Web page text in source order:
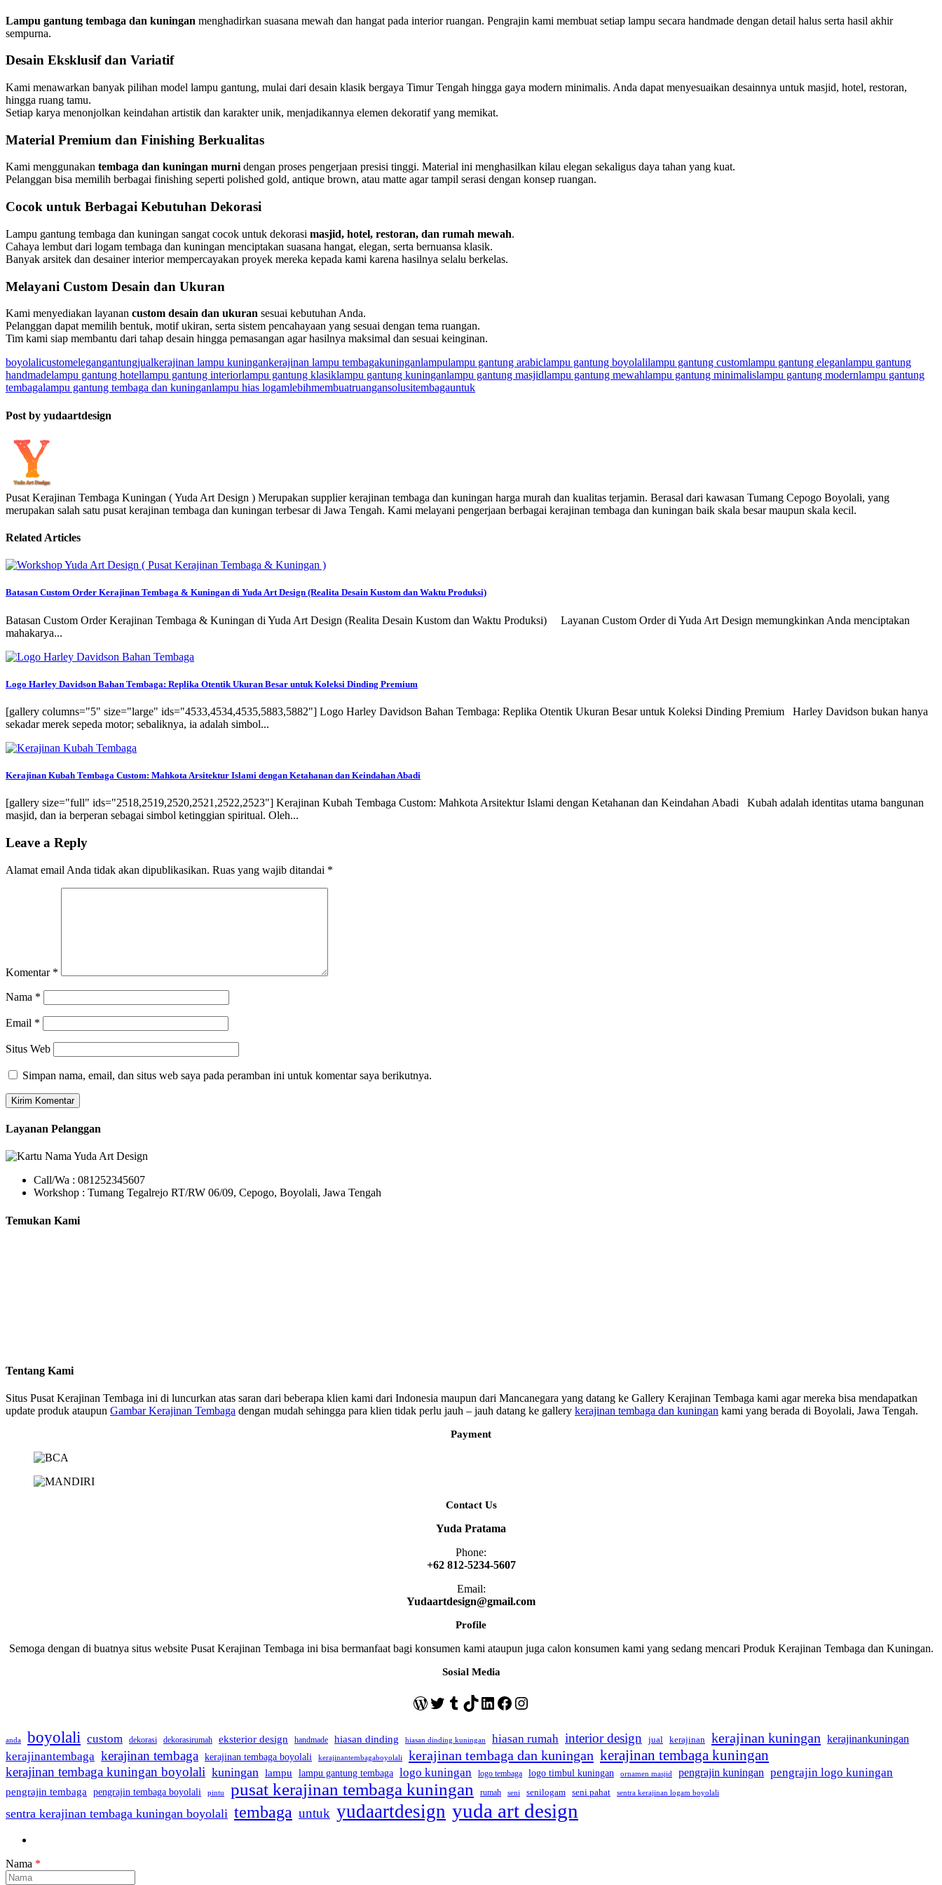
Lampu gantung tembaga dan kuningan menghadirkan suasana mewah dan hangat pada interior ruangan. Pengrajin kami membuat setiap lampu secara handmade dengan detail halus serta hasil akhir
sempurna.
Desain Eksklusif dan Variatif
Kami menawarkan banyak pilihan model lampu gantung, mulai dari desain klasik bergaya Timur Tengah hingga gaya modern minimalis. Anda dapat menyesuaikan desainnya untuk masjid, hotel, restoran,
hingga ruang tamu.
Setiap karya menonjolkan keindahan artistik dan karakter unik, menjadikannya elemen dekoratif yang memikat.
Material Premium dan Finishing Berkualitas
Kami menggunakan tembaga dan kuningan murni dengan proses pengerjaan presisi tinggi. Material ini menghasilkan kilau elegan sekaligus daya tahan yang kuat.
Pelanggan bisa memilih berbagai finishing seperti polished gold, antique brown, atau matte agar tampil serasi dengan konsep ruangan.
Cocok untuk Berbagai Kebutuhan Dekorasi
Lampu gantung tembaga dan kuningan sangat cocok untuk dekorasi masjid, hotel, restoran, dan rumah mewah.
Cahaya lembut dari logam tembaga dan kuningan menciptakan suasana hangat, elegan, serta bernuansa klasik.
Banyak arsitek dan desainer interior mempercayakan proyek mereka kepada kami karena hasilnya selalu berkelas.
Melayani Custom Desain dan Ukuran
Kami menyediakan layanan custom desain dan ukuran sesuai kebutuhan Anda.
Pelanggan dapat memilih bentuk, motif ukiran, serta sistem pencahayaan yang sesuai dengan tema ruangan.
Tim kami siap membantu dari tahap desain hingga pemasangan agar hasilnya maksimal dan sesuai keinginan.
boyolalicustomelegangantungjualkerajinan lampu kuningankerajinan lampu tembagakuninganlampulampu gantung arabiclampu gantung boyolalilampu gantung customlampu gantung eleganlampu gantung
handmadelampu gantung hotellampu gantung interiorlampu gantung klasiklampu gantung kuninganlampu gantung masjidlampu gantung mewahlampu gantung minimalislampu gantung modernlampu gantung
tembagalampu gantung tembaga dan kuninganlampu hias logamlebihmembuatruangansolusitembagauntuk
Post by yudaartdesign
Pusat Kerajinan Tembaga Kuningan ( Yuda Art Design ) Merupakan supplier kerajinan tembaga dan kuningan harga murah dan kualitas terjamin. Berasal dari kawasan Tumang Cepogo Boyolali, yang
merupakan salah satu pusat kerajinan tembaga dan kuningan terbesar di Jawa Tengah. Kami melayani pengerjaan berbagai kerajinan tembaga dan kuningan baik skala besar maupun skala kecil.
Related Articles
Batasan Custom Order Kerajinan Tembaga & Kuningan di Yuda Art Design (Realita Desain Kustom dan Waktu Produksi)
Batasan Custom Order Kerajinan Tembaga & Kuningan di Yuda Art Design (Realita Desain Kustom dan Waktu Produksi) Layanan Custom Order di Yuda Art Design memungkinkan Anda menciptakan
mahakarya...
Logo Harley Davidson Bahan Tembaga: Replika Otentik Ukuran Besar untuk Koleksi Dinding Premium
[gallery columns="5" size="large" ids="4533,4534,4535,5883,5882"] Logo Harley Davidson Bahan Tembaga: Replika Otentik Ukuran Besar untuk Koleksi Dinding Premium Harley Davidson bukan hanya
sekadar merek sepeda motor; sebaliknya, ia adalah simbol...
Kerajinan Kubah Tembaga Custom: Mahkota Arsitektur Islami dengan Ketahanan dan Keindahan Abadi
[gallery size="full" ids="2518,2519,2520,2521,2522,2523"] Kerajinan Kubah Tembaga Custom: Mahkota Arsitektur Islami dengan Ketahanan dan Keindahan Abadi Kubah adalah identitas utama bangunan
masjid, dan ia berperan sebagai simbol ketinggian spiritual. Oleh...
Leave a Reply
Alamat email Anda tidak akan dipublikasikan. Ruas yang wajib ditandai *
Komentar *
Nama *
Email *
Situs Web
Simpan nama, email, dan situs web saya pada peramban ini untuk komentar saya berikutnya.
Layanan Pelanggan
Call/Wa : 081252345607
Workshop : Tumang Tegalrejo RT/RW 06/09, Cepogo, Boyolali, Jawa Tengah
Temukan Kami
Tentang Kami
Situs Pusat Kerajinan Tembaga ini di luncurkan atas saran dari beberapa klien kami dari Indonesia maupun dari Mancanegara yang datang ke Gallery Kerajinan Tembaga kami agar mereka bisa mendapatkan
update produk ataupun Gambar Kerajinan Tembaga dengan mudah sehingga para klien tidak perlu jauh – jauh datang ke gallery kerajinan tembaga dan kuningan kami yang berada di Boyolali, Jawa Tengah.
Payment
Contact Us
Yuda Pratama
Phone:
+62 812-5234-5607
Email:
Yudaartdesign@gmail.com
Profile
Semoga dengan di buatnya situs website Pusat Kerajinan Tembaga ini bisa bermanfaat bagi konsumen kami ataupun juga calon konsumen kami yang sedang mencari Produk Kerajinan Tembaga dan Kuningan.
Sosial Media
WordPress
Twitter
Tumblr
TikTok
LinkedIn
Facebook
Instagram
anda boyolali custom dekorasi dekorasirumah eksterior design handmade hiasan dinding hiasan dinding kuningan hiasan rumah interior design jual kerajinan kerajinan kuningan kerajinankuningan
kerajinantembaga kerajinan tembaga kerajinan tembaga boyolali kerajinantembagaboyolali kerajinan tembaga dan kuningan kerajinan tembaga kuningan
kerajinan tembaga kuningan boyolali kuningan lampu lampu gantung tembaga logo kuningan logo tembaga logo timbul kuningan ornamen masjid pengrajin kuningan pengrajin logo kuningan
pengrajin tembaga pengrajin tembaga boyolali pintu pusat kerajinan tembaga kuningan rumah seni senilogam seni pahat sentra kerajinan logam boyolali
sentra kerajinan tembaga kuningan boyolali tembaga untuk yudaartdesign yuda art design
Nama *